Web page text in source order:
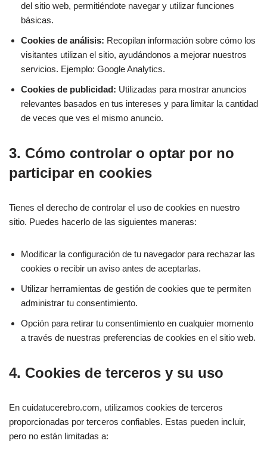
del sitio web, permitiéndote navegar y utilizar funciones
básicas.
Cookies de análisis: Recopilan información sobre cómo los
visitantes utilizan el sitio, ayudándonos a mejorar nuestros
servicios. Ejemplo: Google Analytics.
Cookies de publicidad: Utilizadas para mostrar anuncios
relevantes basados en tus intereses y para limitar la cantidad
de veces que ves el mismo anuncio.
3. Cómo controlar o optar por no
participar en cookies
Tienes el derecho de controlar el uso de cookies en nuestro
sitio. Puedes hacerlo de las siguientes maneras:
Modificar la configuración de tu navegador para rechazar las
cookies o recibir un aviso antes de aceptarlas.
Utilizar herramientas de gestión de cookies que te permiten
administrar tu consentimiento.
Opción para retirar tu consentimiento en cualquier momento
a través de nuestras preferencias de cookies en el sitio web.
4. Cookies de terceros y su uso
En cuidatucerebro.com, utilizamos cookies de terceros
proporcionadas por terceros confiables. Estas pueden incluir,
pero no están limitadas a: